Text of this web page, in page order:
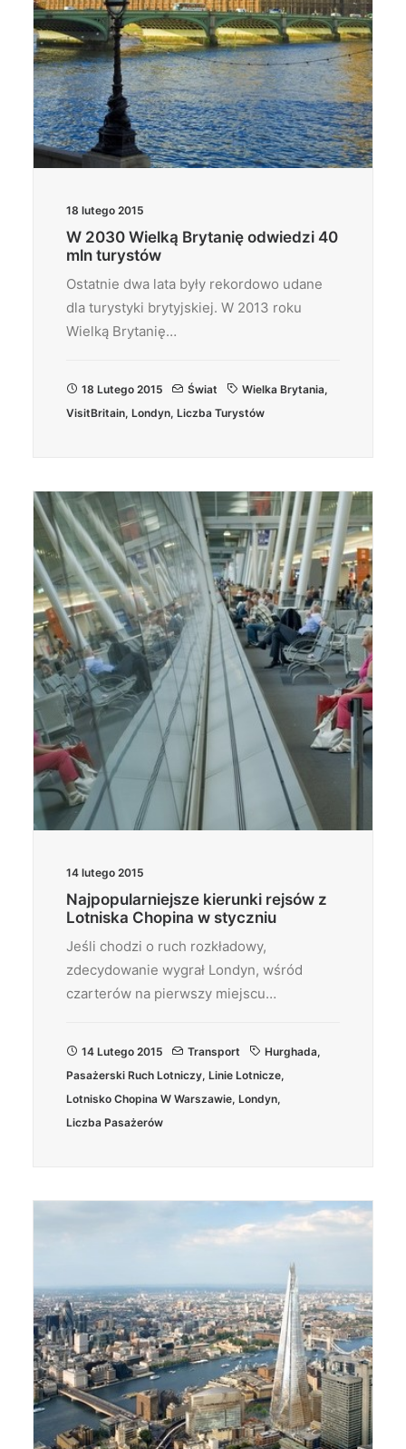
18 lutego 2015
W 2030 Wielką Brytanię odwiedzi 40
mln turystów
Ostatnie dwa lata były rekordowo udane
dla turystyki brytyjskiej. W 2013 roku
Wielką Brytanię…
18 Lutego 2015 Świat Wielka Brytania,
VisitBritain, Londyn, Liczba Turystów
14 lutego 2015
Najpopularniejsze kierunki rejsów z
Lotniska Chopina w styczniu
Jeśli chodzi o ruch rozkładowy,
zdecydowanie wygrał Londyn, wśród
czarterów na pierwszy miejscu…
14 Lutego 2015 Transport Hurghada,
Pasażerski Ruch Lotniczy, Linie Lotnicze,
Lotnisko Chopina W Warszawie, Londyn,
Liczba Pasażerów